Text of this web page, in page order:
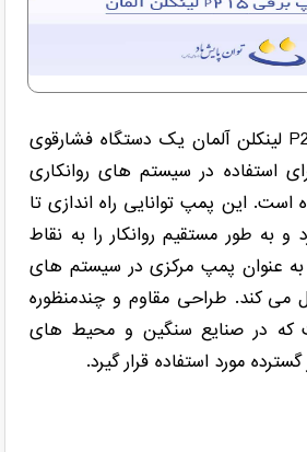
برقی P215 لینکلن آلمان یک دستگاه فشارقوی
استفاده در سیستم های روانکاری
این پمپ توانایی راه اندازی تا
و به طور مستقیم روانکار را به نقاط
عنوان پمپ مرکزی در سیستم های
می کند. طراحی مقاوم و چندمنظوره
در صنایع سنگین و محیط های
مورد استفاده قرار گیرد.